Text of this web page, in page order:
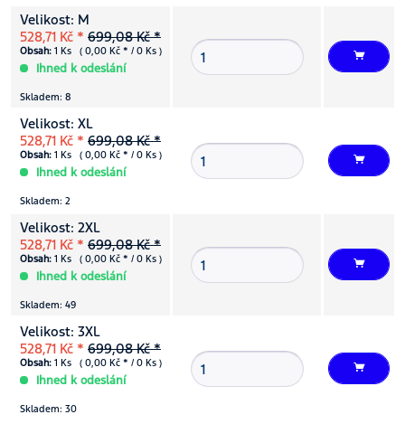
Velikost: M
528,71 Kč * 699,08 Kč *
Obsah: 1 Ks ( 0,00 Kč * / 0 Ks )
Ihned k odeslání
Skladem: 8
Velikost: XL
528,71 Kč * 699,08 Kč *
Obsah: 1 Ks ( 0,00 Kč * / 0 Ks )
Ihned k odeslání
Skladem: 2
Velikost: 2XL
528,71 Kč * 699,08 Kč *
Obsah: 1 Ks ( 0,00 Kč * / 0 Ks )
Ihned k odeslání
Skladem: 49
Velikost: 3XL
528,71 Kč * 699,08 Kč *
Obsah: 1 Ks ( 0,00 Kč * / 0 Ks )
Ihned k odeslání
Skladem: 30